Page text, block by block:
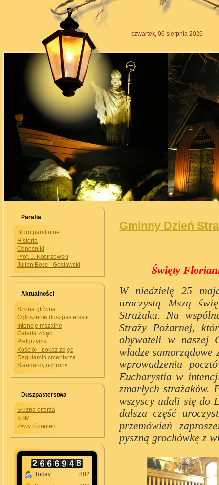
czwartek, 06 sierpnia 2026
Parafia
Biuro parafialne
Historia
Odnośniki
Prof. J. Kostrzewski
Julian Boss - Gosławski
Aktualności
Strona główna
Ogłoszenia duszpasterskie
Intencje mszalne
Galeria zdjęć
Pielgrzymki
Kościół - pokaz zdjęć
Regulamin cmentarza
Standardy ochrony
Duszpasterstwa
Służba ołtarza
KSM
Żywy różaniec
Today
802
Gminny Dzień
Święty Florianie
W niedzielę 25
uroczystą Mszą
Strażaka. Na
Straży Pożarnej,
obywateli w naszej
władze
wprowadzeniu
Eucharystia w
zmarłych strażaków.
wszyscy udali się do
dalsza część
przemówień
pyszną grochówkę z